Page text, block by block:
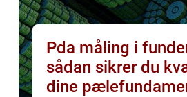
Pda måling i
sådan sikrer du
dine